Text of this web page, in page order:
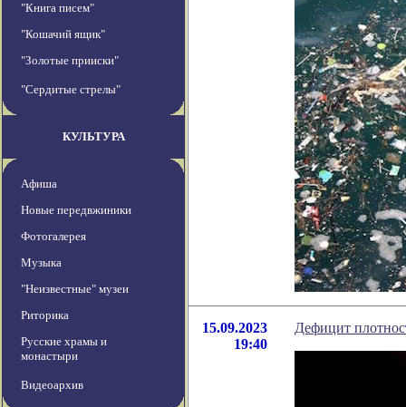
"Книга писем"
"Кошачий ящик"
"Золотые прииски"
"Сердитые стрелы"
КУЛЬТУРА
Афиша
Новые передвжиники
Фотогалерея
Музыка
"Неизвестные" музеи
Риторика
Русские храмы и
монастыри
Видеоархив
15.09.2023
19:40
Дефицит